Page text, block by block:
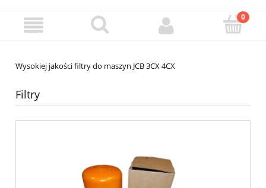
Wysokiej jakości filtry do maszyn JCB 3CX 4CX
Filtry